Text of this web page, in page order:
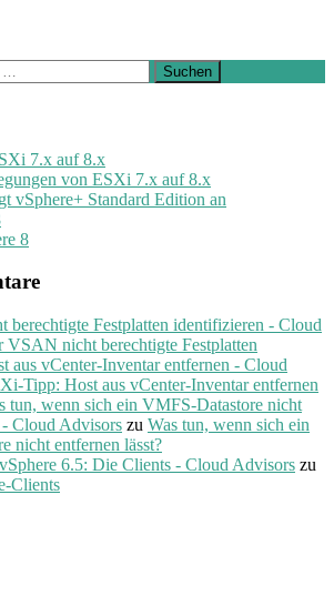
7.x auf 8.x
von ESXi 7.x auf 8.x
vSphere+ Standard Edition an
8
berechtigte Festplatten identifizieren - Cloud
VSAN nicht berechtigte Festplatten
aus vCenter-Inventar entfernen - Cloud
Tipp: Host aus vCenter-Inventar entfernen
tun, wenn sich ein VMFS-Datastore nicht
- Cloud Advisors zu Was tun, wenn sich ein
nicht entfernen lässt?
6.5: Die Clients - Cloud Advisors zu
Clients